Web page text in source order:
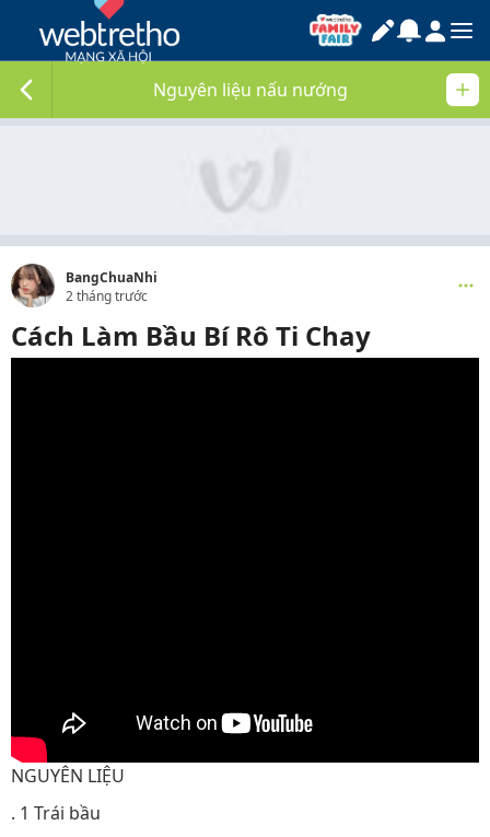
Nguyên liệu nấu nướng
BangChuaNhi
2 tháng trước
Cách Làm Bầu Bí Rô Ti Chay
NGUYÊN LIỆU
. 1 Trái bầu